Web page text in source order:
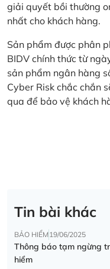
giải quyết bồi thường
nhất cho khách hàng.
Sản phẩm được phân
BIDV chính thức từ
sản phẩm ngân hàng
Cyber Risk chắc chắn
qua để bảo vệ khách
Tin bài khác
BẢO HIỂM19/06/2025
Thông báo tạm ngừng
hiểm